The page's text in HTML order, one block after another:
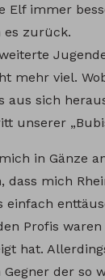
Elf immer
es zurück.
mehr viel.
aus sich
unserer
in Gänze
mich
einfach
Profis
hat.
der so